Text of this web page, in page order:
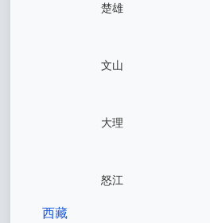
楚雄
文山
大理
怒江
西藏